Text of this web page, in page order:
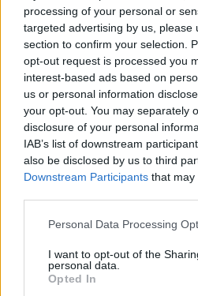
processing of your personal or
targeted advertising by us, please
section to confirm your selection.
opt-out request is processed you
interest-based ads based on
us or personal information
your opt-out. You may separately
disclosure of your personal
IAB’s list of downstream
also be disclosed by us to third
Downstream Participants that may
Please note that this website/app
not limited to your visit or usage
grant or deny consent to Google
use your data for below specified
Personal Data Processing
I want to opt-out of the
personal data.
Opted In
és sofőrünk megérzésére
Elindultunk az Indus mentén
lassan tudtunk csak haladni,
poros és köves volt. Sokáig
völgy elkezdett kicsit
Pár kilométer múlva a
lettünk figyelmesek. Tudtuk,
és jakok vannak, ott lesznek
Megérzésünk nem csalt, a
megpillantottuk a fehér
Egy tibeti nomád törzs vert
a hideg téli hónapokra. A
van némi száraz fű az állatok
nomádjai időnként vissza-